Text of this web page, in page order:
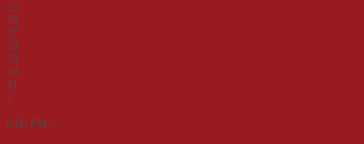
25
26
27
28
29
30
31
1
6:00 PM -